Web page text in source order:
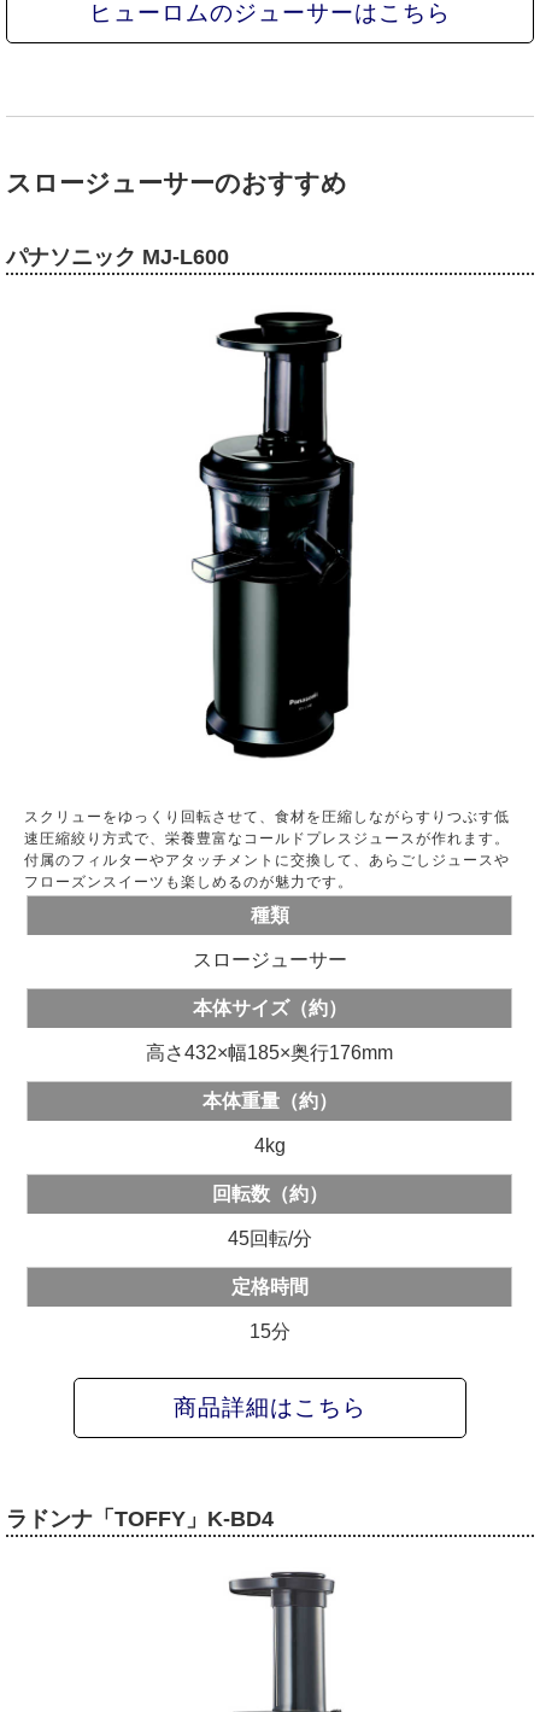
ヒューロムのジューサーはこちら
スロージューサーのおすすめ
パナソニック MJ-L600
スクリューをゆっくり回転させて、食材を圧縮しながらすりつぶす低
速圧縮絞り方式で、栄養豊富なコールドプレスジュースが作れます。
付属のフィルターやアタッチメントに交換して、あらごしジュースや
フローズンスイーツも楽しめるのが魅力です。
種類
スロージューサー
本体サイズ（約）
高さ432×幅185×奥行176mm
本体重量（約）
4kg
回転数（約）
45回転/分
定格時間
15分
商品詳細はこちら
ラドンナ「TOFFY」K-BD4